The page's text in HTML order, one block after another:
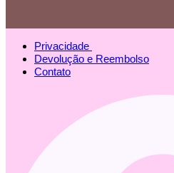
Privacidade
Devolução e Reembolso
Contato